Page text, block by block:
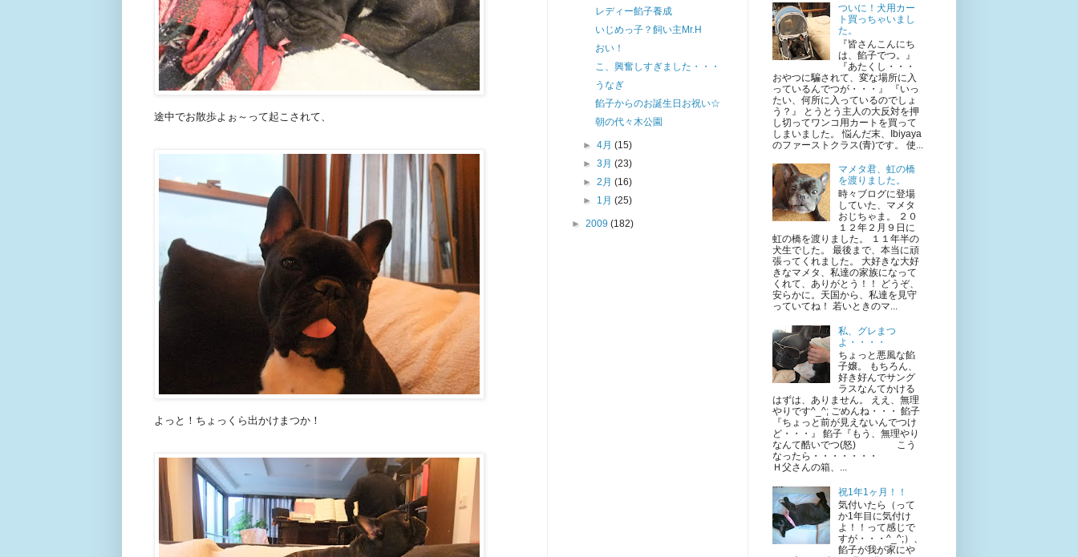
途中でお散歩よぉ～って起こされて、
よっと！ちょっくら出かけまつか！
レディー餡子養成
いじめっ子？飼い主Mr.H
おい！
こ、興奮しすぎました・・・
うなぎ
餡子からのお誕生日お祝い☆
朝の代々木公園
►4月(15)
►3月(23)
►2月(16)
► 1月(25)
► 2009 (182)
ついに！犬用カー
ト買っちゃいまし
た。
『皆さんこんにち
は、餡子でつ。』
『あたくし・・・
おやつに騙されて、変な場所に入
っているんでつが・・・』 『いっ
たい、何所に入っているのでしょ
う？』 とうとう主人の大反対を押
し切ってワンコ用カートを買って
しまいました。 悩んだ末、Ibiyaya
のファーストクラス(青)です。 使...
マメタ君、虹の橋
を渡りました。
時々ブログに登場
していた、マメタ
おじちゃま。 ２０
１２年２月９日に
虹の橋を渡りました。 １１年半の
犬生でした。 最後まで、本当に頑
張ってくれました。 大好きな大好
きなマメタ、私達の家族になって
くれて、ありがとう！！ どうぞ、
安らかに。天国から、私達を見守
っていてね！ 若いときのマ...
私、グレまつ
よ・・・・
ちょっと悪風な餡
子嬢。 もちろん、
好き好んでサング
ラスなんてかける
はずは、ありません。 ええ、無理
やりです^_^; ごめんね・・・ 餡子
『ちょっと前が見えないんでつけ
ど・・・』 餡子『もう、無理やり
なんて酷いでつ(怒) こう
なったら・・・・・・・
Ｈ父さんの箱、...
祝1年1ヶ月！！
気付いたら（って
か1年目に気付け
よ！！って感じで
すが・・・^_^;）、
餡子が我が家にや